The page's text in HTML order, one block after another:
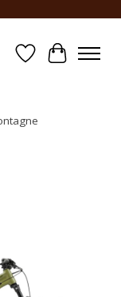
Liste dePanier